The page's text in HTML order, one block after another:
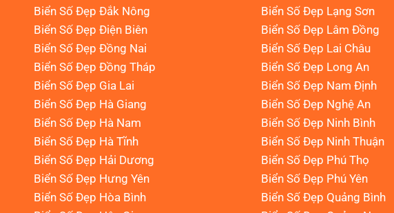
Biển Số Đẹp Đắk Nông
Biển Số Đẹp Điện Biên
Biển Số Đẹp Đồng Nai
Biển Số Đẹp Đồng Tháp
Biển Số Đẹp Gia Lai
Biển Số Đẹp Hà Giang
Biển Số Đẹp Hà Nam
Biển Số Đẹp Hà Tĩnh
Biển Số Đẹp Hải Dương
Biển Số Đẹp Hưng Yên
Biển Số Đẹp Hòa Bình
Biển Số Đẹp Lạng Sơn
Biển Số Đẹp Lâm Đồng
Biển Số Đẹp Lai Châu
Biển Số Đẹp Long An
Biển Số Đẹp Nam Định
Biển Số Đẹp Nghệ An
Biển Số Đẹp Ninh Bình
Biển Số Đẹp Ninh Thuận
Biển Số Đẹp Phú Thọ
Biển Số Đẹp Phú Yên
Biển Số Đẹp Quảng Bình